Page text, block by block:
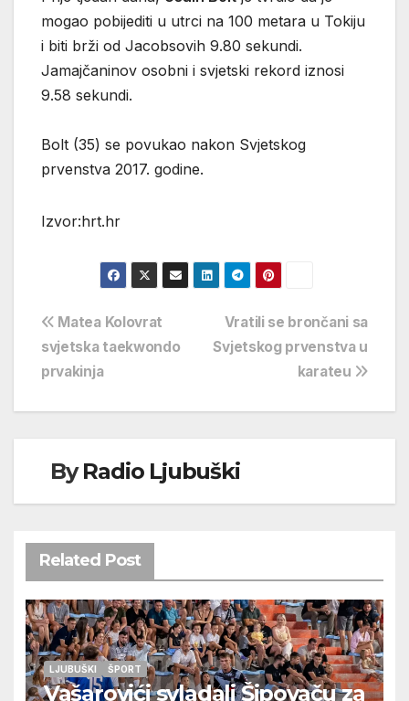
mogao pobijediti u utrci na 100 metara u Tokiju
i biti brži od Jacobsovih 9.80 sekundi.
Jamajčaninov osobni i svjetski rekord iznosi
9.58 sekundi.
Bolt (35) se povukao nakon Svjetskog
prvenstva 2017. godine.
Izvor:hrt.hr
Navigacija
objava
Vratili se brončani sa
Svjetskog prvenstva u
karateu
Matea Kolovrat
svjetska taekwondo
prvakinja
ByRadio Ljubuški
Related Post
LJUBUŠKI ŠPORT
Vašarovići svladali Šipovaču za